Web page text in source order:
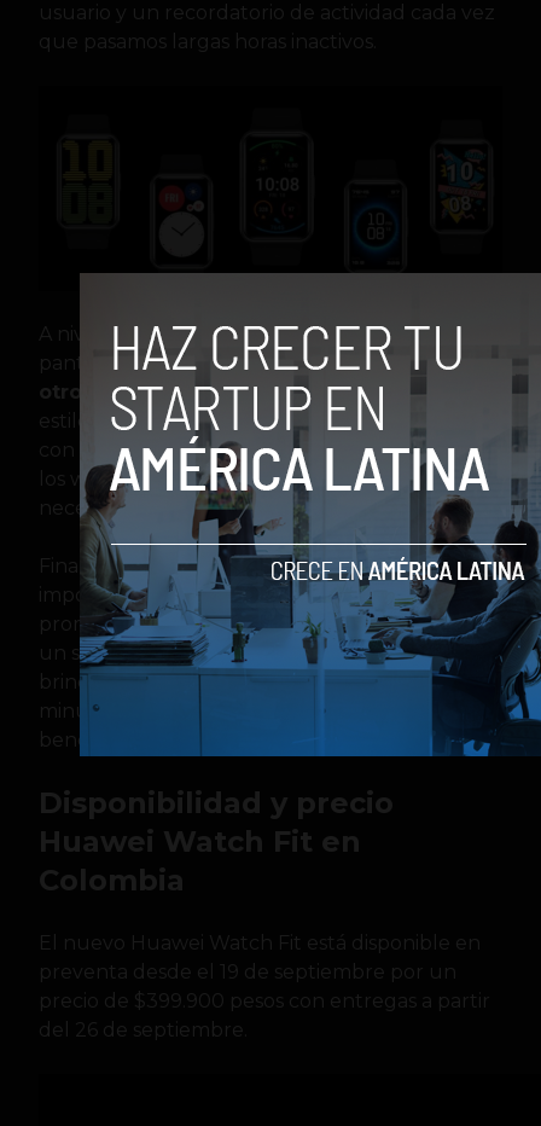
usuario y un recordatorio de actividad cada vez
que pasamos largas horas inactivos.
A nivel de aspecto, su particular forma de
pantalla permite
llevar la personalización a
otro nivel, no solo con una gran cantidad de
estilos de carátulas disponibles, sino también
con la posibilidad de seleccionar manualmente
los widgets que más se adapten a las
necesidades de cada usuario.
Finalmente, el vocero de la compañía resaltó la
importancia de la batería del Watch Fit, que
promete una duración de hasta 10 días, y con
un sistema de carga magnética capaz de
brindar hasta un día de uso con tan solo 5
minutos de carga, lo que sin duda es un gran
beneficio para cualquier usuario.
Disponibilidad y precio
Huawei Watch Fit en
Colombia
El nuevo Huawei Watch Fit está disponible en
preventa desde el 19 de septiembre por un
precio de $399.900 pesos con entregas a partir
del 26 de septiembre.